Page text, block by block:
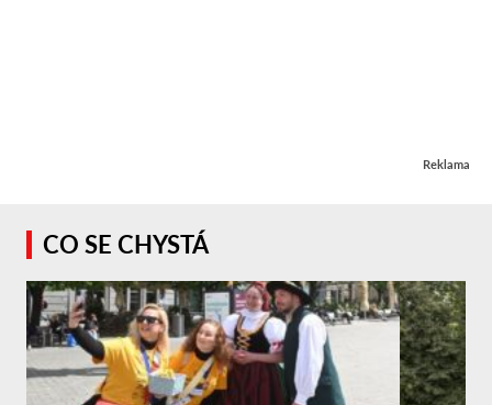
Reklama
CO SE CHYSTÁ